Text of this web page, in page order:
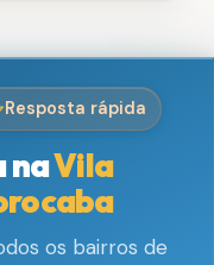
Resposta rápida
naVila
os bairros de